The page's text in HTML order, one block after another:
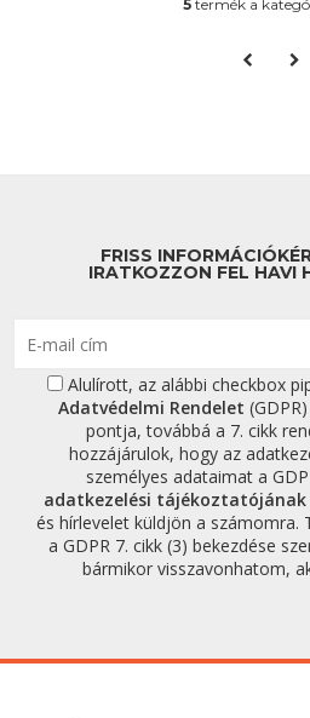
5 termék a
FRISS
IRATKOZZON FEL HAVI
Alulírott, az alábbi checkbox
Adatvédelmi Rendelet
pontja, továbbá a 7. cikk
hozzájárulok, hogy az
személyes adataimat a
adatkezelési tájékoztatójának
és hírlevelet küldjön a számomra.
a GDPR 7. cikk (3) bekezdése
bármikor visszavonhatom,